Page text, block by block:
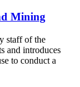
Mining
staff of the
and introduces
to conduct a